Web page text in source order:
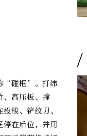
“碰框”。打纬
、高压板、撞
梭、铲纹刀、
停在后位，并用
/